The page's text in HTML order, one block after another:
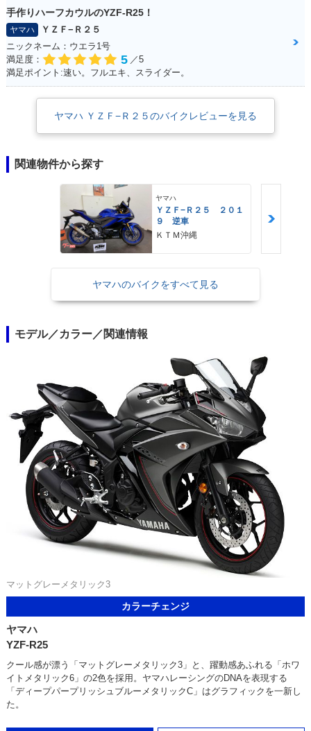
手作りハーフカウルのYZF-R25！
ヤマハ
ＹＺＦ−Ｒ２５
ニックネーム：ウエラ1号
満足度：
5 ／5
満足ポイント:速い。フルエキ、スライダー。
ヤマハ ＹＺＦ−Ｒ２５のバイクレビューを見る
関連物件から探す
ヤマハ
ＹＺＦ−Ｒ２５ ２０１
９ 逆車
ＫＴＭ沖縄
ヤマハのバイクをすべて見る
モデル／カラー／関連情報
マットグレーメタリック3
カラーチェンジ
ヤマハ
YZF-R25
クール感が漂う「マットグレーメタリック3」と、躍動感あふれる「ホワ
イトメタリック6」の2色を採用。ヤマハレーシングのDNAを表現する
「ディープパープリッシュブルーメタリックC」はグラフィックを一新し
た。